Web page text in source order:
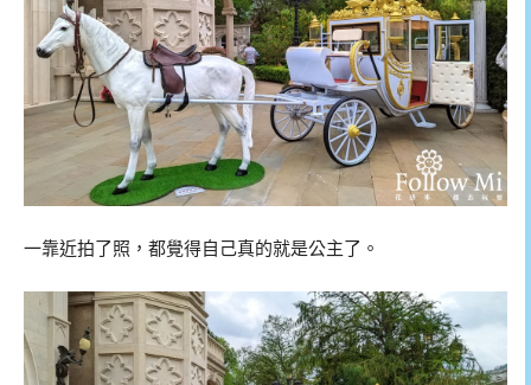
一靠近拍了照，都覺得自己真的就是公主了。